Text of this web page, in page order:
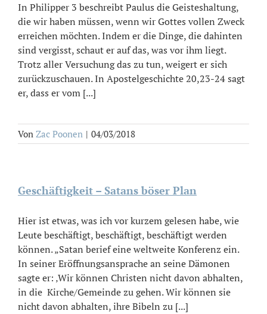
In Philipper 3 beschreibt Paulus die Geisteshaltung,
die wir haben müssen, wenn wir Gottes vollen Zweck
erreichen möchten. Indem er die Dinge, die dahinten
sind vergisst, schaut er auf das, was vor ihm liegt.
Trotz aller Versuchung das zu tun, weigert er sich
zurückzuschauen. In Apostelgeschichte 20,23-24 sagt
er, dass er vom [...]
Von Zac Poonen | 04/03/2018
Geschäftigkeit – Satans böser Plan
Hier ist etwas, was ich vor kurzem gelesen habe, wie
Leute beschäftigt, beschäftigt, beschäftigt werden
können. „Satan berief eine weltweite Konferenz ein.
In seiner Eröffnungsansprache an seine Dämonen
sagte er: ‚Wir können Christen nicht davon abhalten,
in die Kirche/Gemeinde zu gehen. Wir können sie
nicht davon abhalten, ihre Bibeln zu [...]